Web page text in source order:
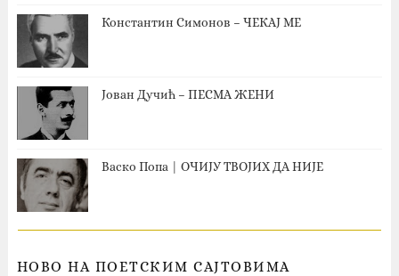
Константин Симонов – ЧЕКАЈ МЕ
Јован Дучић – ПЕСМА ЖЕНИ
Васко Попа | ОЧИЈУ ТВОЈИХ ДА НИЈЕ
НОВО НА ПОЕТСКИМ САЈТОВИМА